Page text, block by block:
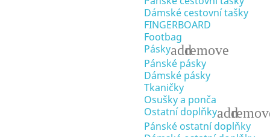
Dámské cestovní tašky
FINGERBOARD
Footbag
Páskyaddremove
Pánské pásky
Dámské pásky
Tkaničky
Osušky a ponča
Ostatní doplňkyadd
Pánské ostatní doplňky